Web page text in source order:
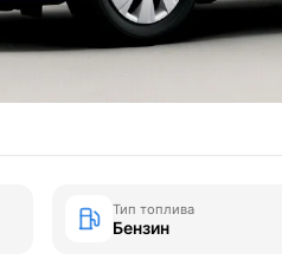
Тип топлива
Бензин